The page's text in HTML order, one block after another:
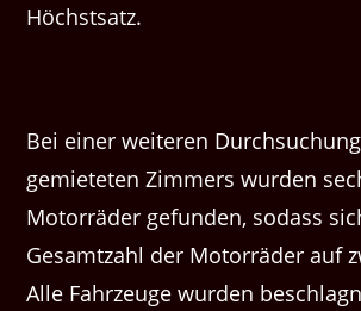
Höchstsatz.
Bei einer weiteren
gemieteten Zimmers wurden
Motorräder gefunden, sodass
Gesamtzahl der Motorräder auf
Alle Fahrzeuge wurden